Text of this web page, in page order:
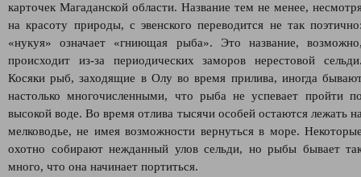
карточек Магаданской области. Название тем не менее,
на красоту природы, с эвенского переводится не так
«нукуя» означает «гниющая рыба». Это название,
происходит из-за периодических заморов нерестовой
Косяки рыб, заходящие в Олу во время прилива, иногда
настолько многочисленными, что рыба не успевает пройти
высокой воде. Во время отлива тысячи особей остаются лежать
мелководье, не имея возможности вернуться в море.
охотно собирают нежданный улов сельди, но рыбы бывает
много, что она начинает портиться.